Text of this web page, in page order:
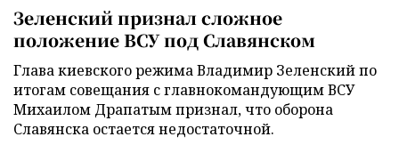
Зеленский признал сложное
положение ВСУ под Славянском
Глава киевского режима Владимир Зеленский по
итогам совещания с главнокомандующим ВСУ
Михаилом Драпатым признал, что оборона
Славянска остается недостаточной.